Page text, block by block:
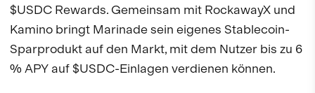
$USDC Rewards. Gemeinsam mit RockawayX und
Kamino bringt Marinade sein eigenes Stablecoin-
Sparprodukt auf den Markt, mit dem Nutzer bis zu 6
% APY auf $USDC-Einlagen verdienen können.